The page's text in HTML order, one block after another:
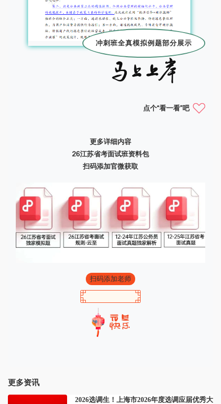
冲刺班全真模拟例题部分展示
点个“看一看”吧
更多详细内容
26江苏省考面试班资料包
扫码添加官微获取
扫码添加老师
更多资讯
2026选调生！上海市2026年度选调应届优秀大